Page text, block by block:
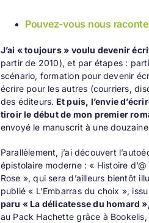
Pouvez-vous nous
J’ai « toujours » voulu devenir
partir de 2010), et par étapes :
scénario, formation pour devenir
écrire pour les autres (courriers,
des éditeurs. Et puis, l’envie d’
tiroir le début de mon premier
envoyé le manuscrit à une
Parallèlement, j’ai découvert
épistolaire moderne :« Histoire d’@
Rose », qui sera d’ailleurs bientôt
publié« L’Embarras du choix »,
paru « La délicatesse du homard »
au Pack Hachette grâce à